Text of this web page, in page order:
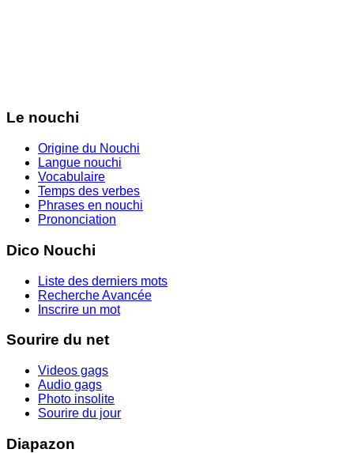
Le nouchi
Origine du Nouchi
Langue nouchi
Vocabulaire
Temps des verbes
Phrases en nouchi
Prononciation
Dico Nouchi
Liste des derniers mots
Recherche Avancée
Inscrire un mot
Sourire du net
Videos gags
Audio gags
Photo insolite
Sourire du jour
Diapazon